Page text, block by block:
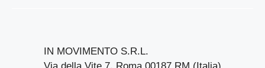
IN MOVIMENTO S.R.L.
Via della Vite 7, Roma 00187 RM (Italia)